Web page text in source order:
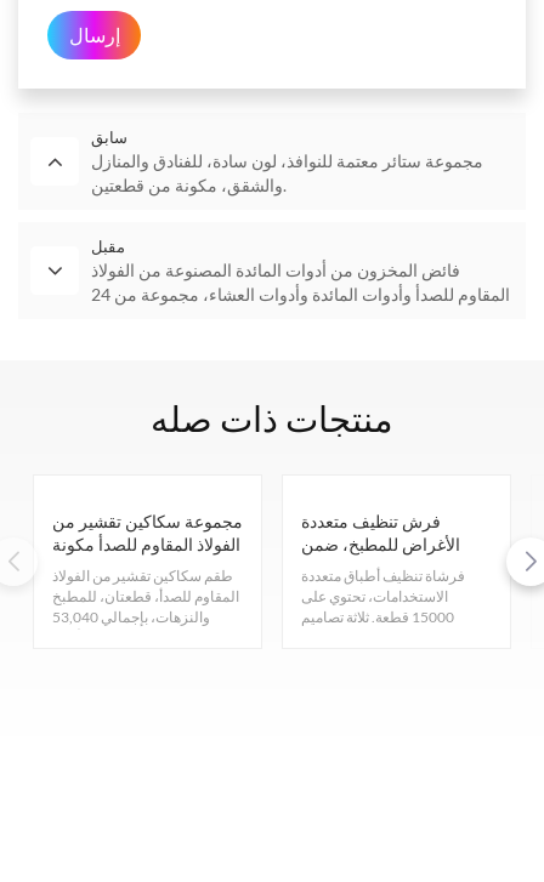
إرسال
سابق
مجموعة ستائر معتمة للنوافذ، لون سادة، للفنادق والمنازل
والشقق، مكونة من قطعتين.
مقبل
فائض المخزون من أدوات المائدة المصنوعة من الفولاذ
المقاوم للصدأ وأدوات المائدة وأدوات العشاء، مجموعة من 24
منتجات ذات صله
مجموعة سكاكين تقشير من
الفولاذ المقاوم للصدأ مكونة
من قطعتين، من مخزون
التصفية، للمطبخ والنزهات
طقم سكاكين تقشير من الفولاذ
المقاوم للصدأ، قطعتان، للمطبخ
والنزهات، بإجمالي 53,040
فرش تنظيف متعددة
الأغراض للمطبخ، ضمن
مخزون التصفية
فرشاة تنظيف أطباق متعددة
الاستخدامات، تحتوي على
15000 قطعة. ثلاثة تصاميم